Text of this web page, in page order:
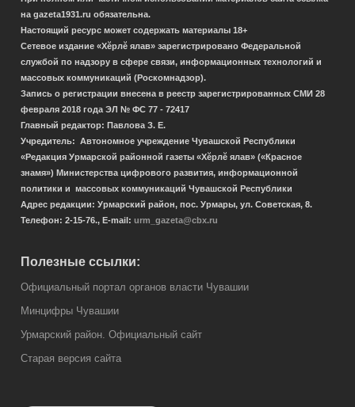
на gazeta1931.ru обязательна.
Настоящий ресурс может содержать материалы 18+
Сетевое издание «Хӗрлӗ ялав» зарегистрировано Федеральной
службой по надзору в сфере связи, информационных технологий и
массовых коммуникаций (Роскомнадзор).
Запись о регистрации внесена в реестр зарегистрированных СМИ 28
февраля 2018 годаЭЛ № ФС 77 - 72417
Главный редактор: Павлова З. Е.
Учредитель: Автономное учреждение Чувашской Республики
«Редакция Урмарской районной газеты «Хĕрлĕ ялав» («Красное
знамя») Министерствацифрового развития, информационной
политики и массовых коммуникаций Чувашской Республики
Адрес редакции: Урмарский район, пос. Урмары, ул. Советская, 8.
Телефон: 2-15-76., E-mail:urm_gazeta@cbx.ru
Полезные ссылки:
Официальный портал органов власти Чувашии
Минцифры Чувашии
Урмарский район. Официальный сайт
Старая версия сайта